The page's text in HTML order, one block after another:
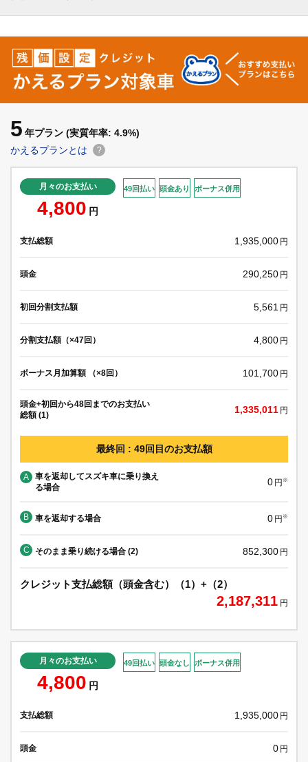
5 年プラン (実質年率: 4.9%)
かえるプランとは
?
月々のお支払い
4,800 円
49回払い 頭金あり ボーナス併用
支払総額 1,935,000 円
頭金 290,250 円
初回分割支払額 5,561 円
分割支払額（×47回） 4,800 円
ボーナス月加算額 （×8回） 101,700 円
頭金+初回から48回までのお支払い
総額 (1)
1,335,011 円
最終回 : 49回目のお支払額
A
車を返却してスズキ車に乗り換え
る場合
0 円 ※
B 車を返却する場合 0 円 ※
C そのまま乗り続ける場合 (2) 852,300 円
クレジット支払総額（頭金含む）（1）+（2）
2,187,311 円
月々のお支払い
4,800 円
49回払い 頭金なし ボーナス併用
支払総額 1,935,000 円
頭金 0 円